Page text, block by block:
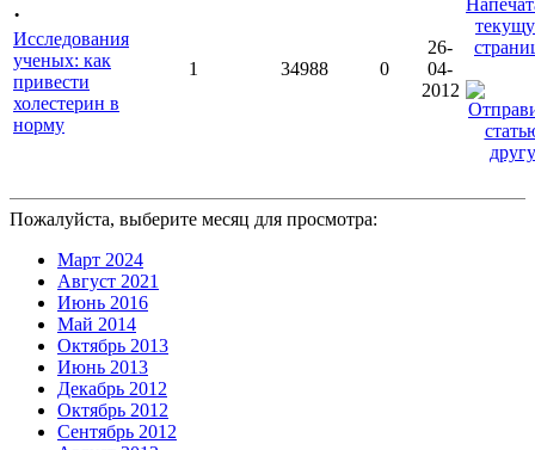
·
Исследования
ученых: как
привести
холестерин в
норму
1 34988 0
26-
04-
2012
Пожалуйста, выберите месяц для просмотра:
Март 2024
Август 2021
Июнь 2016
Май 2014
Октябрь 2013
Июнь 2013
Декабрь 2012
Октябрь 2012
Сентябрь 2012